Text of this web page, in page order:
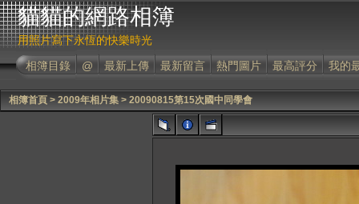
貓貓的網路相簿
用照片寫下永恆的快樂時光
相簿目錄
@ 最新上傳 最新留言 熱門圖片 最高評分 我的
相簿首頁 > 2009年相片集 > 20090815第15次國中同學會